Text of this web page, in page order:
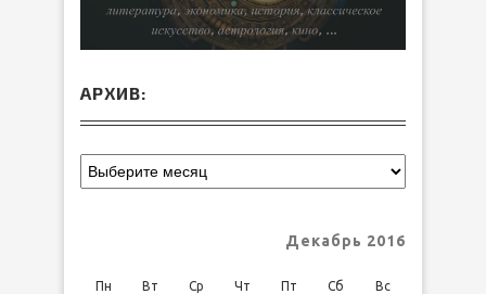
АРХИВ:
Декабрь 2016
Пн Вт Ср Чт Пт Сб Вс